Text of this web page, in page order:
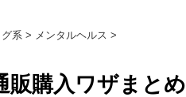
系 > メンタルヘルス >
販購入ワザまとめ